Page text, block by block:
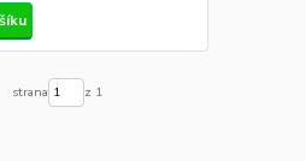
strana z 1